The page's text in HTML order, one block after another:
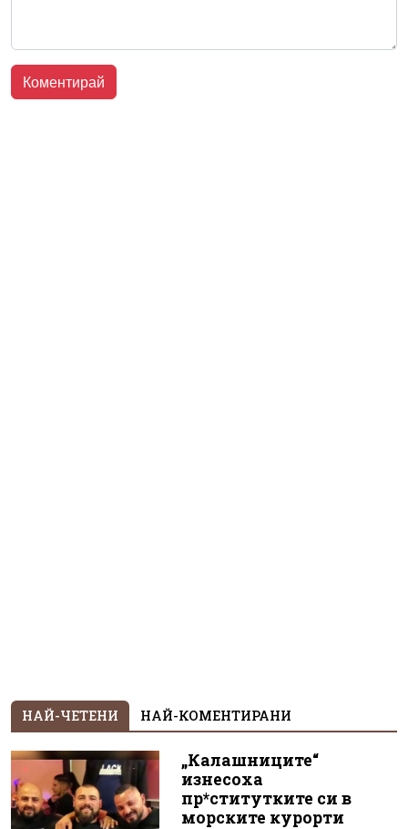
НАЙ-ЧЕТЕНИ НАЙ-КОМЕНТИРАНИ
„Калашниците“
изнесоха
пр*ститутките си в
морските курорти